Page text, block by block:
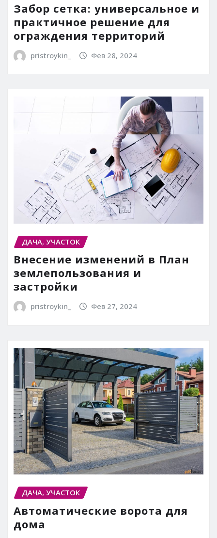
Забор сетка: универсальное и
практичное решение для
ограждения территорий
pristroykin_ Фев 28, 2024
ДАЧА, УЧАСТОК
Внесение изменений в План
землепользования и
застройки
pristroykin_ Фев 27, 2024
ДАЧА, УЧАСТОК
Автоматические ворота для
дома